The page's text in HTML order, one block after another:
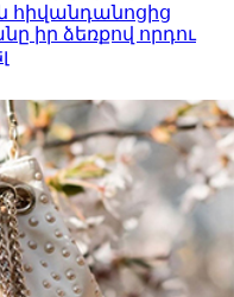
հիվանդանոցից
իր ձեռքով որդու